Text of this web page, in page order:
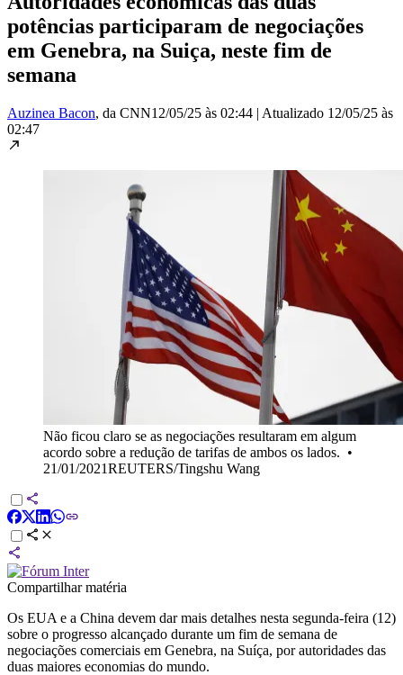
potências participaram de negociações
em Genebra, na Suiça, neste fim de
semana
Auzinea Bacon, da CNN12/05/25 às 02:44 | Atualizado 12/05/25 às
02:47
Não ficou claro se as negociações resultaram em algum
acordo sobre a redução de tarifas de ambos os lados. •
21/01/2021REUTERS/Tingshu Wang
Compartilhar matéria
Os EUA e a China devem dar mais detalhes nesta segunda-feira (12)
sobre o progresso alcançado durante um fim de semana de
negociações comerciais em Genebra, na Suíça, por autoridades das
duas maiores economias do mundo.